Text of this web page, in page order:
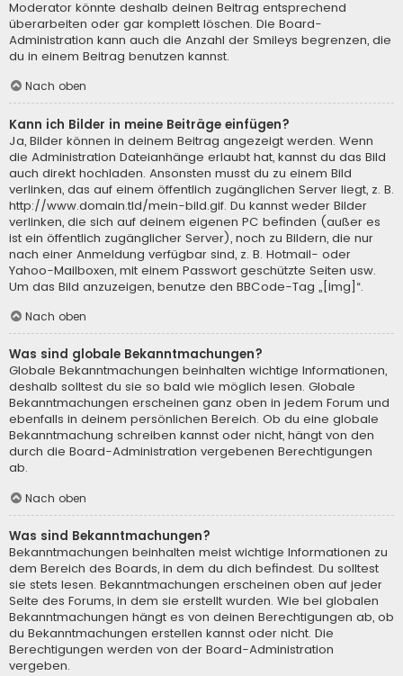
Moderator könnte deshalb deinen Beitrag entsprechend
überarbeiten oder gar komplett löschen. Die Board-
Administration kann auch die Anzahl der Smileys begrenzen, die
du in einem Beitrag benutzen kannst.
Nach oben
Kann ich Bilder in meine Beiträge einfügen?
Ja, Bilder können in deinem Beitrag angezeigt werden. Wenn
die Administration Dateianhänge erlaubt hat, kannst du das Bild
auch direkt hochladen. Ansonsten musst du zu einem Bild
verlinken, das auf einem öffentlich zugänglichen Server liegt, z. B.
http://www.domain.tld/mein-bild.gif. Du kannst weder Bilder
verlinken, die sich auf deinem eigenen PC befinden (außer es
ist ein öffentlich zugänglicher Server), noch zu Bildern, die nur
nach einer Anmeldung verfügbar sind, z. B. Hotmail- oder
Yahoo-Mailboxen, mit einem Passwort geschützte Seiten usw.
Um das Bild anzuzeigen, benutze den BBCode-Tag „[img]“.
Nach oben
Was sind globale Bekanntmachungen?
Globale Bekanntmachungen beinhalten wichtige Informationen,
deshalb solltest du sie so bald wie möglich lesen. Globale
Bekanntmachungen erscheinen ganz oben in jedem Forum und
ebenfalls in deinem persönlichen Bereich. Ob du eine globale
Bekanntmachung schreiben kannst oder nicht, hängt von den
durch die Board-Administration vergebenen Berechtigungen
ab.
Nach oben
Was sind Bekanntmachungen?
Bekanntmachungen beinhalten meist wichtige Informationen zu
dem Bereich des Boards, in dem du dich befindest. Du solltest
sie stets lesen. Bekanntmachungen erscheinen oben auf jeder
Seite des Forums, in dem sie erstellt wurden. Wie bei globalen
Bekanntmachungen hängt es von deinen Berechtigungen ab, ob
du Bekanntmachungen erstellen kannst oder nicht. Die
Berechtigungen werden von der Board-Administration
vergeben.